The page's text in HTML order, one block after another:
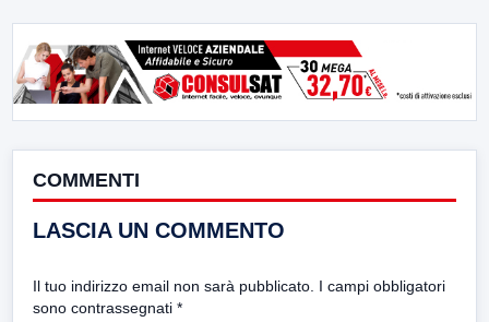
COMMENTI
LASCIA UN COMMENTO
Il tuo indirizzo email non sarà pubblicato. I campi obbligatori
sono contrassegnati *